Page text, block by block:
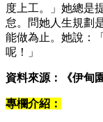
度上工。」她總是
怠。問她人生規劃
能做為止。她說：
呢！」
資料來源：《伊甸
專欄介紹：